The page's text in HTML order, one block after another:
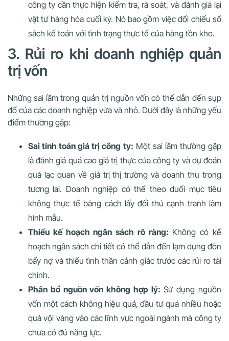
công ty cần thực hiện kiểm tra, rà soát, và đánh giá lại
vật tư hàng hóa cuối kỳ. Nó bao gồm việc đối chiếu sổ
sách kế toán với tình trạng thực tế của hàng tồn kho.
3. Rủi ro khi doanh nghiệp quản
trị vốn
Những sai lầm trong quản trị nguồn vốn có thể dẫn đến sụp
đổ của các doanh nghiệp vừa và nhỏ. Dưới đây là những yếu
điểm thường gặp:
Sai tính toán giá trị công ty: Một sai lầm thường gặp
là đánh giá quá cao giá trị thực của công ty và dự đoán
quá lạc quan về giá trị thị trường và doanh thu trong
tương lai. Doanh nghiệp có thể theo đuổi mục tiêu
không thực tế bằng cách lấy đối thủ cạnh tranh làm
hình mẫu.
Thiếu kế hoạch ngân sách rõ ràng: Không có kế
hoạch ngân sách chi tiết có thể dẫn đến lạm dụng đòn
bẩy nợ và thiếu tình thần cảnh giác trước các rủi ro tài
chính.
Phân bổ nguồn vốn không hợp lý: Sử dụng nguồn
vốn một cách không hiệu quả, đầu tư quá nhiều hoặc
quá vội vàng vào các lĩnh vực ngoài ngành mà công ty
chưa có đủ năng lực.